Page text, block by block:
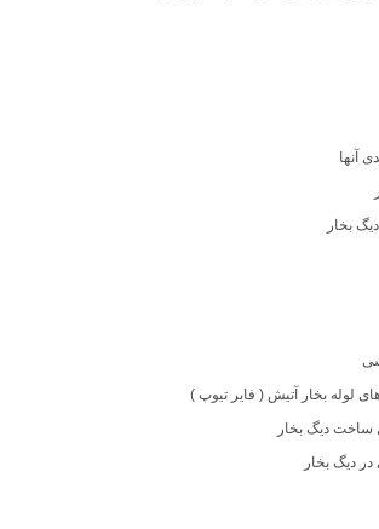
آنها
بخار
لوله بخار آتیش ( فایر تیوپ )
ساخت دیگ بخار
دیگ بخار